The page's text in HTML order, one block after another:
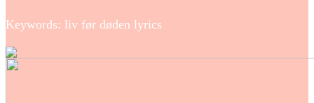
Keywords: liv før døden lyrics